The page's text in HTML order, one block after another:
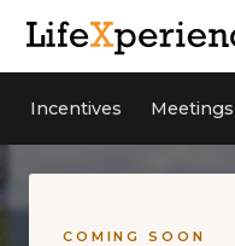
Incentives
COMING SOON